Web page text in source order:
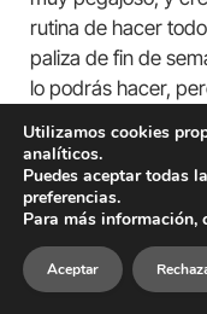
rutina de hacer
paliza de fin de
lo podrás hacer,
difícil que te
una vuelta a la
dejar el teléfono en
llamadas. Sería
ver qué me trae”.
haciendo cosas
más
Utilizamos cookies
analíticos.
Puedes aceptar todas
preferencias.
Para más información,
Aceptar